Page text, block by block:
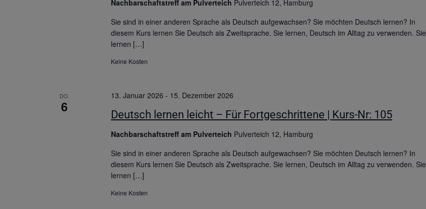
Nachbarschaftstreff am Pulverteich Pulverteich 12, Hamburg
Sie sind in einer anderen Sprache als Deutsch aufgewachsen? Sie möchten Deutsch lernen? In
diesem Kurs lernen Sie Deutsch als Zweitsprache. Sie lernen, Deutsch im Alltag zu verwenden. Sie
lernen […]
Keine Kosten
DO.
6 Deutsch lernen leicht – Für Fortgeschrittene | Kurs-Nr: 105
13. Januar 2026 - 15. Dezember 2026
Nachbarschaftstreff am Pulverteich Pulverteich 12, Hamburg
Sie sind in einer anderen Sprache als Deutsch aufgewachsen? Sie möchten Deutsch lernen? In
diesem Kurs lernen Sie Deutsch als Zweitsprache. Sie lernen, Deutsch im Alltag zu verwenden. Sie
lernen […]
Keine Kosten